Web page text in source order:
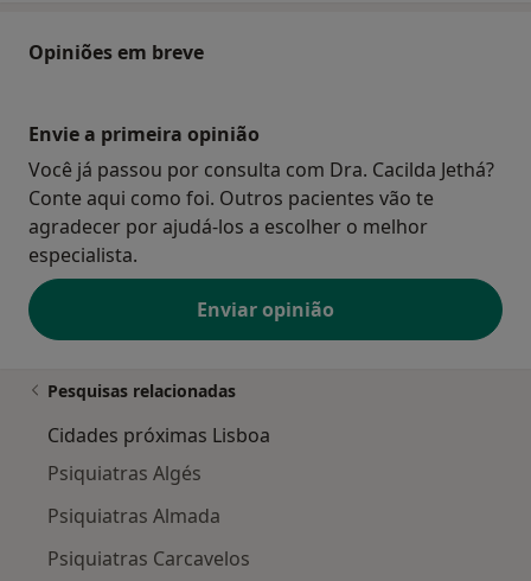
Opiniões em breve
Envie a primeira opinião
Você já passou por consulta com Dra. Cacilda Jethá?
Conte aqui como foi. Outros pacientes vão te
agradecer por ajudá-los a escolher o melhor
especialista.
Enviar opinião
Pesquisas relacionadas
Cidades próximas Lisboa
Psiquiatras Algés
Psiquiatras Almada
Psiquiatras Carcavelos